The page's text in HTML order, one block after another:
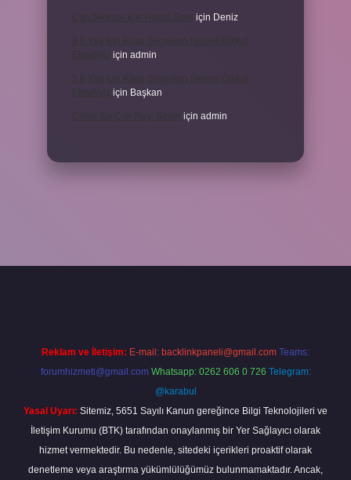
için Deniz
için admin
için Başkan
için admin
Reklam ve İletişim: E-mail: backlinkpaneli@gmail.com Teams:
forumhizmeti@gmail.com Whatsapp: 0262 606 0 726 Telegram:
@karabul
Yasal Uyarı: Sitemiz, 5651 Sayılı Kanun gereğince Bilgi Teknolojileri ve
İletişim Kurumu (BTK) tarafından onaylanmış bir Yer Sağlayıcı olarak
hizmet vermektedir. Bu nedenle, sitedeki içerikleri proaktif olarak
denetleme veya araştırma yükümlülüğümüz bulunmamaktadır. Ancak,